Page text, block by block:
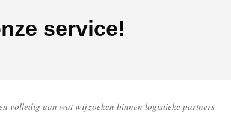
service!
volledig aan wat wij zoeken binnen logistieke partners